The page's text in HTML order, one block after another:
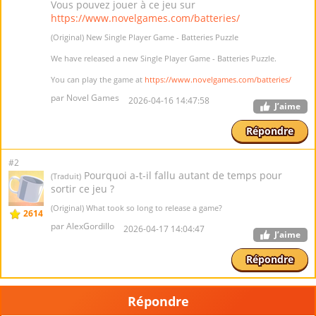
Vous pouvez jouer à ce jeu sur
https://www.novelgames.com/batteries/
(Original) New Single Player Game - Batteries Puzzle
We have released a new Single Player Game - Batteries Puzzle.
You can play the game at https://www.novelgames.com/batteries/
par Novel Games 2026-04-16 14:47:58 J’aime
Répondre
#2
2614
(Traduit) Pourquoi a-t-il fallu autant de temps pour
sortir ce jeu ?
(Original) What took so long to release a game?
par AlexGordillo 2026-04-17 14:04:47 J’aime
Répondre
Répondre